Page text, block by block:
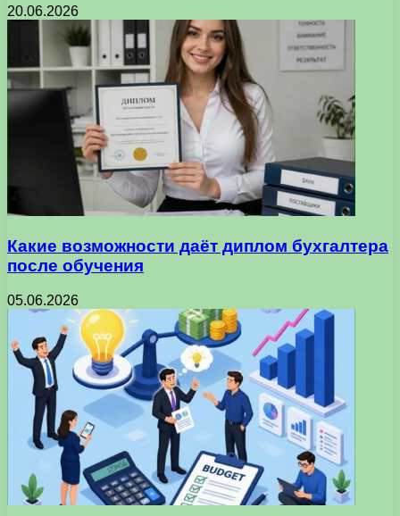
20.06.2026
Какие возможности даёт диплом бухгалтера
после обучения
05.06.2026